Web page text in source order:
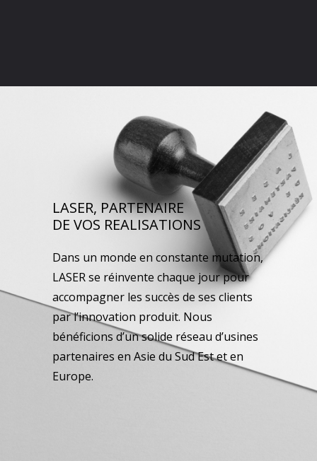
LASER, PARTENAIRE
DE VOS REALISATIONS
Dans un monde en constante mutation,
LASER se réinvente chaque jour pour
accompagner les succès de ses clients
par l’innovation produit. Nous
bénéficions d’un solide réseau d’usines
partenaires en Asie du Sud Est et en
Europe.